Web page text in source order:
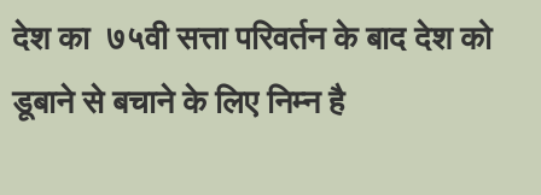
देश का ७५वी सत्ता परिवर्तन के बाद देश को
डूबाने से बचाने के लिए निम्न है